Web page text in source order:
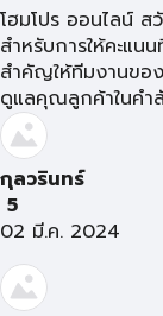
โฮมโปร ออนไลน์
สำหรับการให้คะแ
สำคัญให้ทีมงานขอ
ดูแลคุณลูกค้าในคำ
กุลวรินทร์
5
02 มี.ค. 2024